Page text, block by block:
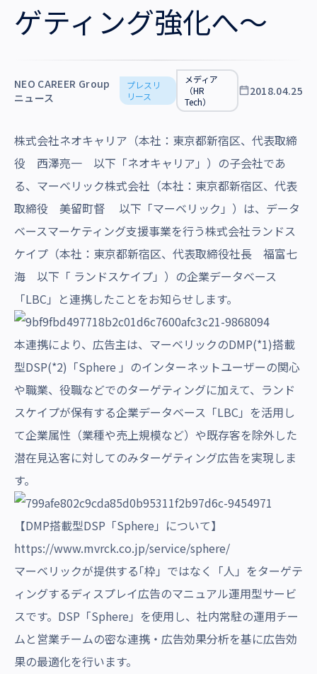
ゲティング強化へ～
NEO CAREER Group
ニュース
プレスリ
リース
メディア
（HR
Tech）
2018.04.25
株式会社ネオキャリア（本社：東京都新宿区、代表取締
役 西澤亮一 以下「ネオキャリア」）の子会社であ
る、マーベリック株式会社（本社：東京都新宿区、代表
取締役 美留町督 以下「マーベリック」）は、データ
ベースマーケティング支援事業を行う株式会社ランドス
ケイプ（本社：東京都新宿区、代表取締役社長 福富七
海 以下「 ランドスケイプ」）の企業データベース
「LBC」と連携したことをお知らせします。
本連携により、広告主は、マーベリックのDMP(*1)搭載
型DSP(*2)「Sphere 」のインターネットユーザーの関心
や職業、役職などでのターゲティングに加えて、ランド
スケイプが保有する企業データベース「LBC」を活用し
て企業属性（業種や売上規模など）や既存客を除外した
潜在見込客に対してのみターゲティング広告を実現しま
す。
【DMP搭載型DSP「Sphere」について】
https://www.mvrck.co.jp/service/sphere/
マーベリックが提供する｢枠」ではなく「人」をターゲテ
ィングするディスプレイ広告のマニュアル運用型サービ
スです。DSP「Sphere」を使用し、社内常駐の運用チー
ムと営業チームの密な連携・広告効果分析を基に広告効
果の最適化を行います。